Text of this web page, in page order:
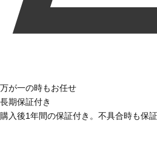
万が一の時もお任せ
長期保証付き
購入後1年間の保証付き。不具合時も保